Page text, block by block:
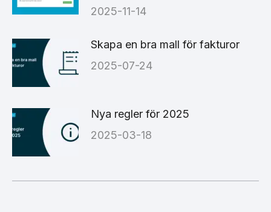
2025-11-14
Skapa en bra mall för fakturor
2025-07-24
Nya regler för 2025
2025-03-18